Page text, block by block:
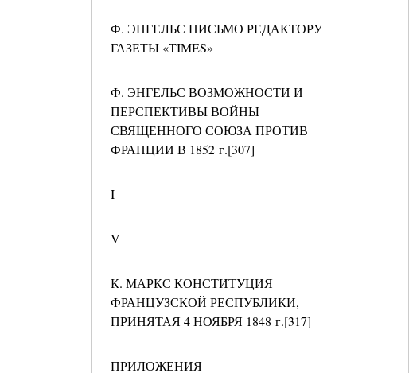
Ф. ЭНГЕЛЬС ПИСЬМО РЕДАКТОРУ
ГАЗЕТЫ «TIMES»
Ф. ЭНГЕЛЬС ВОЗМОЖНОСТИ И
ПЕРСПЕКТИВЫ ВОЙНЫ
СВЯЩЕННОГО СОЮЗА ПРОТИВ
ФРАНЦИИ В 1852 г.[307]
I
V
К. МАРКС КОНСТИТУЦИЯ
ФРАНЦУЗСКОЙ РЕСПУБЛИКИ,
ПРИНЯТАЯ 4 НОЯБРЯ 1848 г.[317]
ПРИЛОЖЕНИЯ